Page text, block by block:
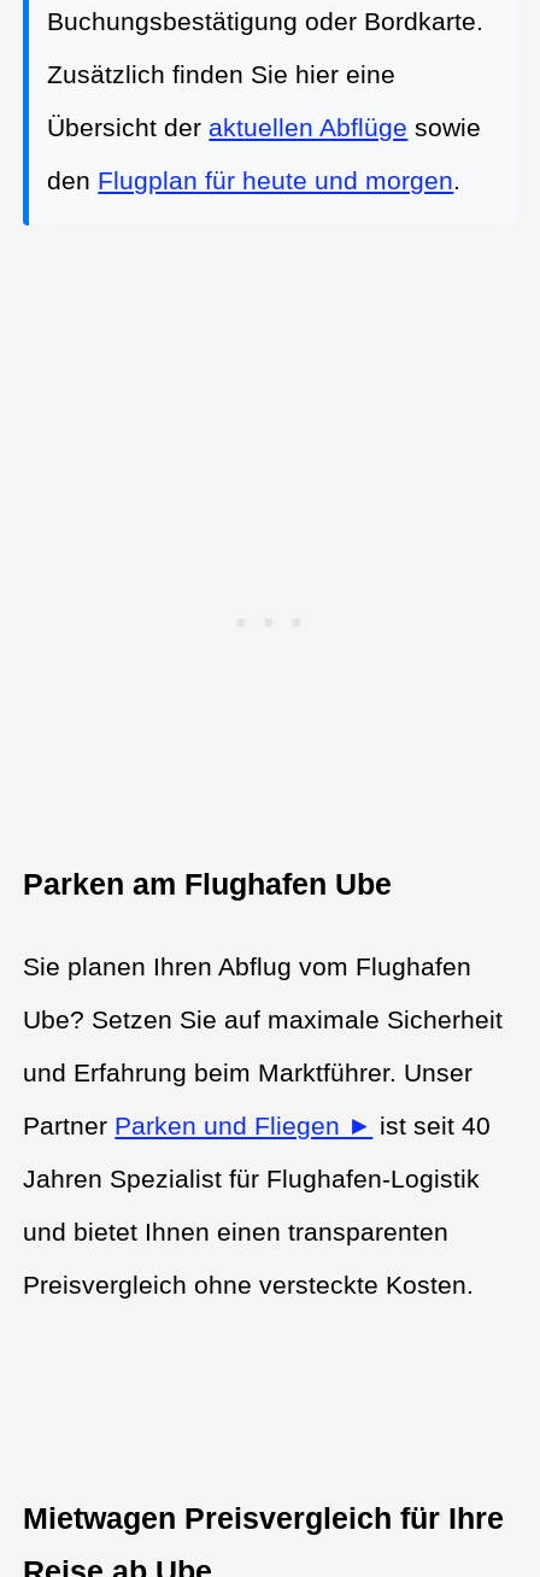
Buchungsbestätigung oder Bordkarte.
Zusätzlich finden Sie hier eine
Übersicht der aktuellen Abflüge sowie
den Flugplan für heute und morgen.
Parken am Flughafen Ube
Sie planen Ihren Abflug vom Flughafen
Ube? Setzen Sie auf maximale Sicherheit
und Erfahrung beim Marktführer. Unser
Partner Parken und Fliegen ► ist seit 40
Jahren Spezialist für Flughafen-Logistik
und bietet Ihnen einen transparenten
Preisvergleich ohne versteckte Kosten.
Mietwagen Preisvergleich für Ihre